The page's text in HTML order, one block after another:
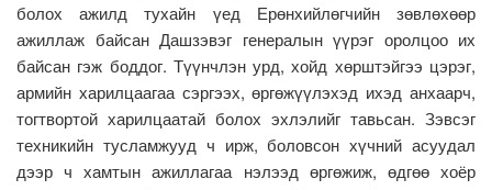
болох ажилд тухайн үед Ерөнхийлөгчийн зөвлөхөөр
ажиллаж байсан Дашзэвэг генералын үүрэг оролцоо их
байсан гэж боддог. Түүнчлэн урд, хойд хөрштэйгээ цэрэг,
армийн харилцаагаа сэргээх, өргөжүүлэхэд ихэд анхаарч,
тогтвортой харилцаатай болох эхлэлийг тавьсан. Зэвсэг
техникийн тусламжууд ч ирж, боловсон хүчний асуудал
дээр ч хамтын ажиллагаа нэлээд өргөжиж, өдгөө хоёр